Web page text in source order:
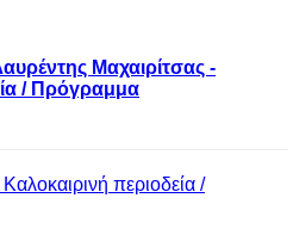
Μαχαιρίτσας -
/ Πρόγραμμα